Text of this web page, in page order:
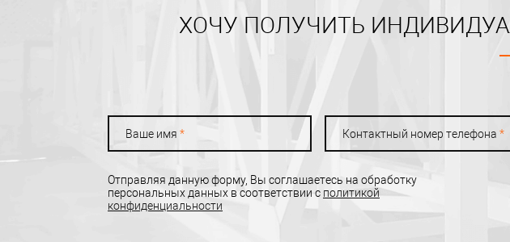
ХОЧУ ПОЛУЧИТЬ
Ваше имя * Контактный номер телефона *
Отправляя данную форму, Вы соглашаетесь на обработку
персональных данных в соответствии с политикой
конфиденциальности